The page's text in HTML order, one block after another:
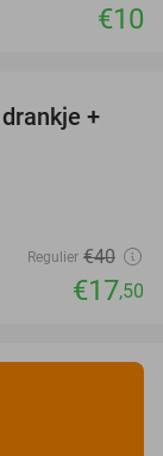
€10
56%
+
Regulier €40
€17,50